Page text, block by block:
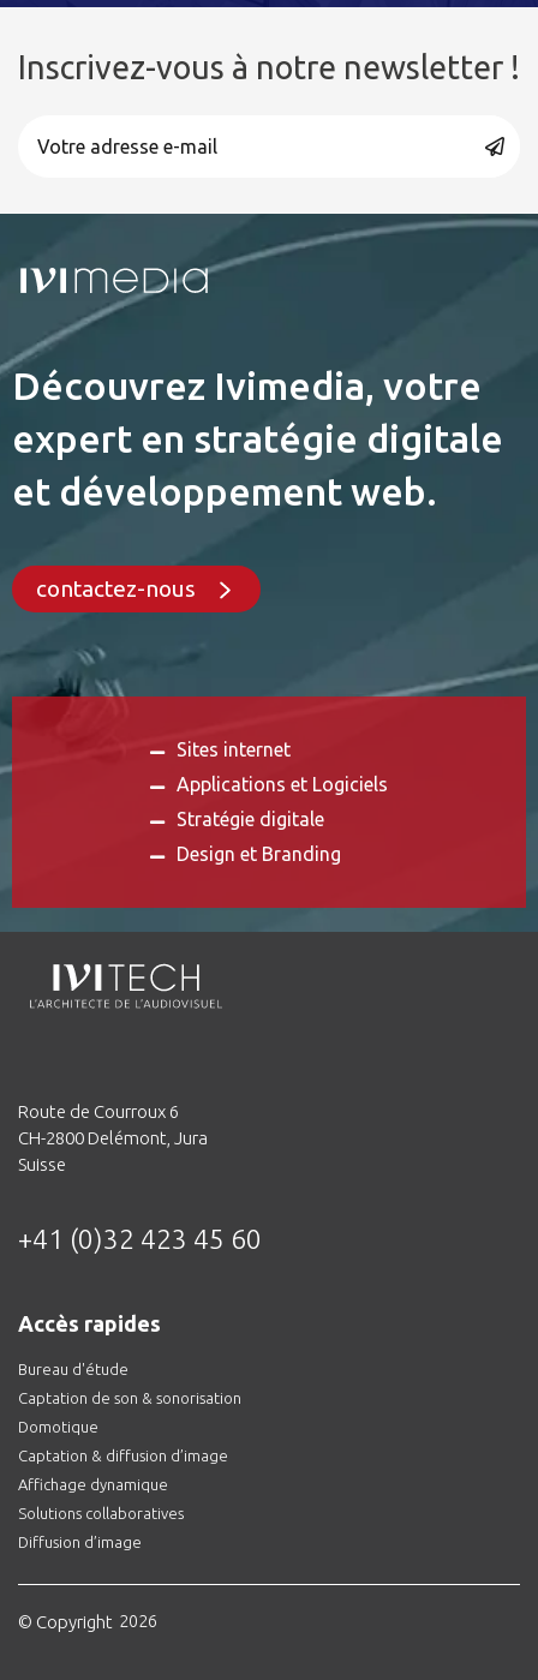
Inscrivez-vous à notre newsletter !
Découvrez Ivimedia, votre
expert en stratégie digitale
et développement web.
contactez-nous
Sites internet
Applications et Logiciels
Stratégie digitale
Design et Branding
Route de Courroux 6
CH-2800 Delémont, Jura
Suisse
+41 (0)32 423 45 60
Accès rapides
Bureau d'étude
Captation de son & sonorisation
Domotique
Captation & diffusion d’image
Affichage dynamique
Solutions collaboratives
Diffusion d’image
© Copyright 2026